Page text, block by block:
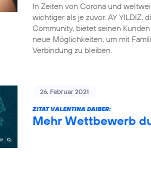
In Zeiten von Corona und
wichtiger als je zuvor. AY
Community, bietet seinen
neue Möglichkeiten, um mit
Verbindung zu bleiben.
26. Februar 2021
ZITAT VALENTINA DAIBER:
Mehr Wettbewerb